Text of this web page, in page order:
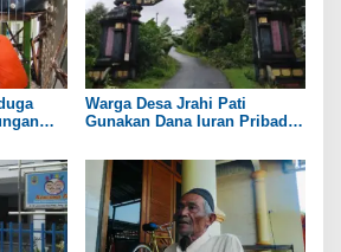
Warga Desa Jrahi Pati
Gunakan Dana Iuran Pribadi